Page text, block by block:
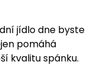
jídlo dne byste
pomáhá
kvalitu spánku.